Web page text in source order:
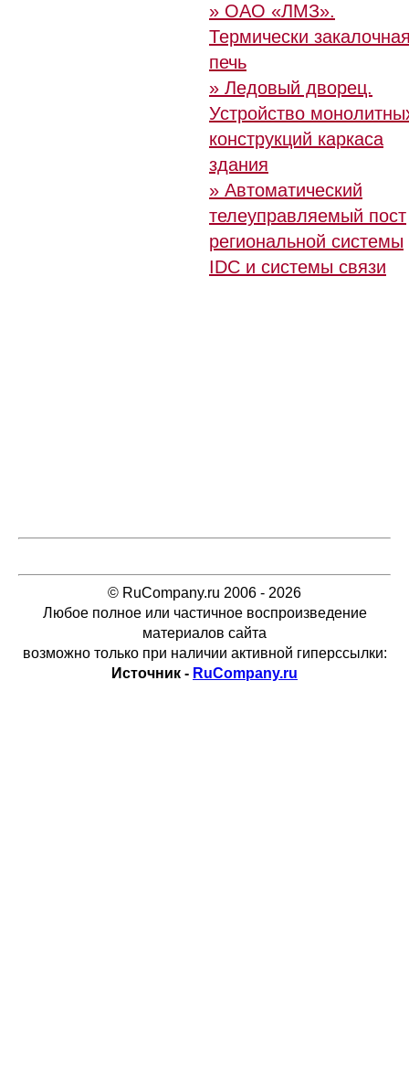
» ОАО «ЛМЗ».
Термически
печь
» Ледовый дворец.
Устройство
конструкций каркаса
здания
» Автоматический
телеуправляемый пост
региональной системы
IDC и системы связи
© RuCompany.ru 2006 - 2026
Любое полное или частичное воспроизведение
материалов сайта
возможно только при наличии активной гиперссылки:
Источник - RuCompany.ru